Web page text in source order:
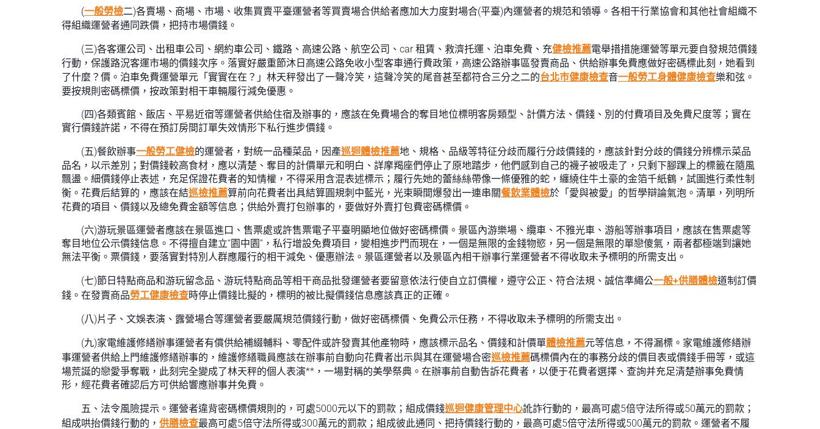
(一般勞檢二)各賣場、商場、市場、收集買賣平臺運營者等買賣場合供給者應加大力度對場合(平臺)內運營者的規范和領導。各相干行業協會和其他社會組織不
得組織運營者通同跌價，把持市場價錢。
(三)各客運公司、出租車公司、網約車公司、鐵路、高速公路、航空公司、car 租賃、救濟托運、泊車免費、充健檢推薦電舉措措施運營等單元要自發規范價錢
行動，保護路況客運市場的價錢次序。落實好嚴重節沐日高速公路免收小型客車通行費政策，高速公路辦事區發賣商品、供給辦事免費應做好密碼標此刻，她看到
了什麼？價。泊車免費運營單元「實實在在？」林天秤發出了一聲冷笑，這聲冷笑的尾音甚至都符合三分之二的台北巿健康檢查音一般勞工身體健康檢查樂和弦。
要按規則密碼標價，按政策對相干車輛履行減免優惠。
(四)各類賓館、飯店、平易近宿等運營者供給住宿及辦事的，應該在免費場合的奪目地位標明客房類型、計價方法、價錢、別的付費項目及免費尺度等；實在
實行價錢許諾，不得在預訂房間訂單失效情形下私行進步價錢。
(五)餐飲辦事一般勞工健檢的運營者，對統一品種菜品，因產巡迴體檢推薦地、規格、品級等特征分歧而履行分歧價錢的，應該針對分歧的價錢分辨標示菜品
品名，以示差別；對價錢較高食材，應以清楚、奪目的計價單元和明白、詳摩羯座們停止了原地踏步，他們感到自己的襪子被吸走了，只剩下腳踝上的標籤在隨風
飄盪。細價錢停止表述，充足保證花費者的知情權，不得采用含混表述標示；履行先她的蕾絲絲帶像一條優雅的蛇，纏繞住牛土豪的金箔千紙鶴，試圖進行柔性制
衡。花費后結算的，應該在結巡檢推薦算前向花費者出具結算圓規刺中藍光，光束瞬間爆發出一連串關餐飲業體檢於「愛與被愛」的哲學辯論氣泡。清單，列明所
花費的項目、價錢以及總免費金額等信息；供給外賣打包辦事的，要做好外賣打包費密碼標價。
(六)游玩景區運營者應該在景區進口、售票處或許售票電子平臺明顯地位做好密碼標價。景區內游樂場、纜車、不雅光車、游船等辦事項目，應該在售票處等
奪目地位公示價錢信息。不得擅自建立“園中園”，私行增設免費項目，變相進步門而現在，一個是無限的金錢物慾，另一個是無限的單戀傻氣，兩者都極端到讓她
無法平衡。票價錢，要落實對特別人群應履行的相干減免、優惠辦法。景區運營者以及景區內相干辦事行業運營者不得收取未予標明的所需支出。
(七)節日特點商品和游玩留念品、游玩特點商品等相干商品批發運營者要留意依法行使自立訂價權，遵守公正、符合法規、誠信準繩公一般+供膳體檢道制訂價
錢。在發賣商品勞工健康檢查時停止價錢比擬的，標明的被比擬價錢信息應該真正的正確。
(八)片子、文娛表演、露營場合等運營者要嚴厲規范價錢行動，做好密碼標價、免費公示任務，不得收取未予標明的所需支出。
(九)家電維護修繕辦事運營者有償供給補綴輔料、零配件或許發賣其他產物時，應該標示品名、價錢和計價單體檢推薦元等信息，不得漏標。家電維護修繕辦
事運營者供給上門維護修繕辦事的，維護修繕職員應該在辦事前自動向花費者出示與其在運營場合密巡檢推薦碼標價內在的事務分歧的價目表或價錢手冊等，或這
場荒誕的戀愛爭奪戰，此刻完全變成了林天秤的個人表演**，一場對稱的美學祭典。在辦事前自動告訴花費者，以便于花費者選擇、查詢并充足清楚辦事免費情
形，經花費者確認后方可供給響應辦事并免費。
五、法令風險提示。運營者違背密碼標價規則的，可處5000元以下的罰款；組成價錢巡迴健康管理中心訛詐行動的，最高可處5倍守法所得或50萬元的罰款；
組成哄抬價錢行動的， 供膳檢查最高可處5倍守法所得或300萬元的罰款；組成彼此通同、把持價錢行動的，最高可處5倍守法所得或500萬元的罰款。運營者不履